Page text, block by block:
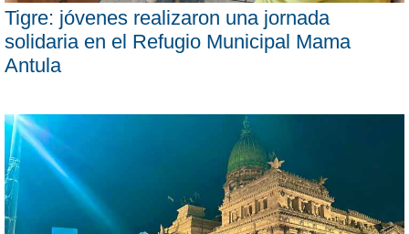
Tigre: jóvenes realizaron una jornada
solidaria en el Refugio Municipal Mama
Antula